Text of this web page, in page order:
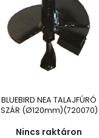
BLUEBIRD NEA TALAJFÚRÓ
SZÁR (Ø120mm)(720070)
Nincs raktáron